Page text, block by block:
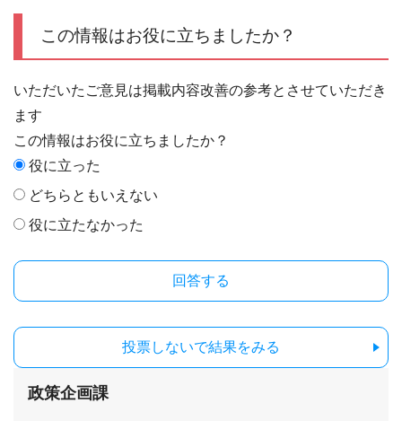
この情報はお役に立ちましたか？
いただいたご意見は掲載内容改善の参考とさせていただき
ます
この情報はお役に立ちましたか？
役に立った
どちらともいえない
役に立たなかった
投票しないで結果をみる
政策企画課